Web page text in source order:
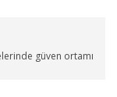
güven ortamı